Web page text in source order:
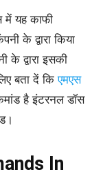
यह काफी
के द्वारा किया
द्वारा इसकी
बता दें किएमएस
है इंटरनल डॉस
In